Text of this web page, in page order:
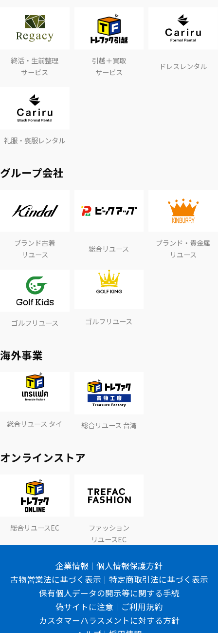
終活・生前整理
サービス
引越＋買取
サービス
ドレスレンタル
礼服・喪服レンタル
グループ会社
ブランド古着
リユース
総合リユース
ブランド・貴金属
リユース
ゴルフリユース ゴルフリユース
海外事業
総合リユース タイ 総合リユース 台湾
オンラインストア
総合リユースEC
ファッション
リユースEC
企業情報
個人情報保護方針
古物営業法に基づく表示
特定商取引法に基づく表示
保有個人データの開示等に関する手続
偽サイトに注意
ご利用規約
カスタマーハラスメントに対する方針